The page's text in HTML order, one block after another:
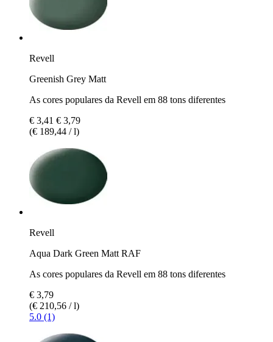
Revell
Greenish Grey Matt
As cores populares da Revell em 88 tons diferentes
€ 3,41 € 3,79
(€ 189,44 / l)
Revell
Aqua Dark Green Matt RAF
As cores populares da Revell em 88 tons diferentes
€ 3,79
(€ 210,56 / l)
5.0 (1)